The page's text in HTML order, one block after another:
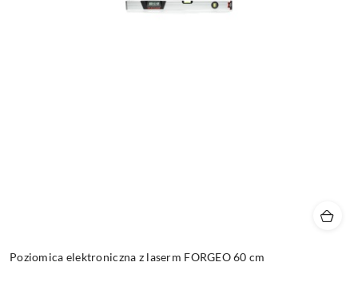
Poziomica elektroniczna z laserm FORGEO 60 cm